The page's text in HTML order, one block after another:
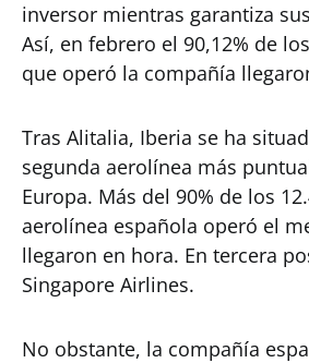
inversor mientras garantiza
Así, en febrero el 90,12% de
que operó la compañía
Tras Alitalia, Iberia se ha
segunda aerolínea más
Europa. Más del 90% de los
aerolínea española operó el
llegaron en hora. En tercera
Singapore Airlines.
No obstante, la compañía